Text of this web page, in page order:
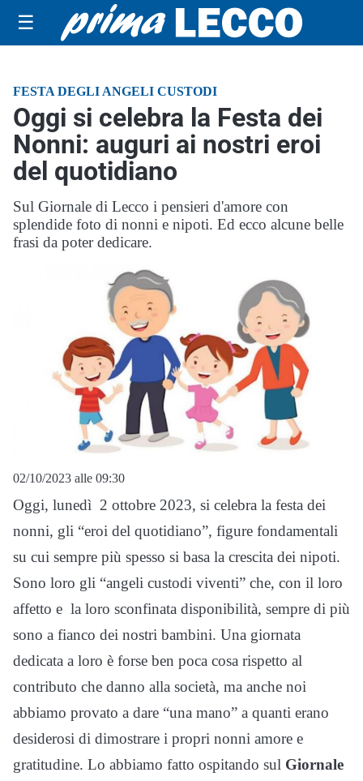
☰
FESTA DEGLI ANGELI CUSTODI
Oggi si celebra la Festa dei
Nonni: auguri ai nostri eroi
del quotidiano
Sul Giornale di Lecco i pensieri d'amore con
splendide foto di nonni e nipoti. Ed ecco alcune belle
frasi da poter dedicare.
02/10/2023 alle 09:30
Oggi, lunedì 2 ottobre 2023, si celebra la festa dei
nonni, gli “eroi del quotidiano”, figure fondamentali
su cui sempre più spesso si basa la crescita dei nipoti.
Sono loro gli “angeli custodi viventi” che, con il loro
affetto e la loro sconfinata disponibilità, sempre di più
sono a fianco dei nostri bambini. Una giornata
dedicata a loro è forse ben poca cosa rispetto al
contributo che danno alla società, ma anche noi
abbiamo provato a dare “una mano” a quanti erano
desiderosi di dimostrare i propri nonni amore e
gratitudine. Lo abbiamo fatto ospitando sul Giornale